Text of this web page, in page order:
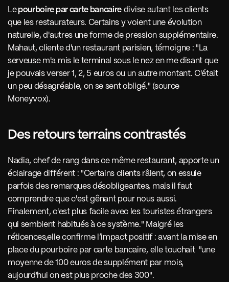
Le pourboire par carte bancaire divise autant les clients
que les restaurateurs. Certains y voient une évolution
naturelle, d'autres une forme de pression supplémentaire.
Mahaut, cliente d'un restaurant parisien, témoigne : "La
serveuse m'a mis le terminal sous le nez en me disant que
je pouvais verser 1, 2, 5 euros ou un autre montant. C'était
un peu désagréable, on se sent obligé." (source
Moneyvox).
Des retours terrains contrastés
Nadia, chef de rang dans ce même restaurant, apporte un
éclairage différent : "Certains clients râlent, on essuie
parfois des remarques désobligeantes, mais il faut
comprendre que c'est gênant pour nous aussi.
Finalement, c'est plus facile avec les touristes étrangers
qui semblent habitués à ce système." Malgré les
réticences,elle confirme l’impact positif : avant la mise en
place du pourboire par carte bancaire, elle touchait  "une
moyenne de 100 euros de supplément par mois,
aujourd'hui on est plus proche des 300".